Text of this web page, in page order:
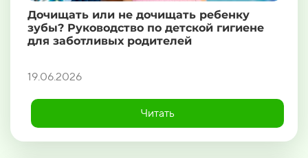
Дочищать или не дочищать ребенку
зубы? Руководство по детской гигиене
для заботливых родителей
19.06.2026
Читать